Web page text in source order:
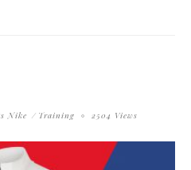
Nike Training 2504 Views